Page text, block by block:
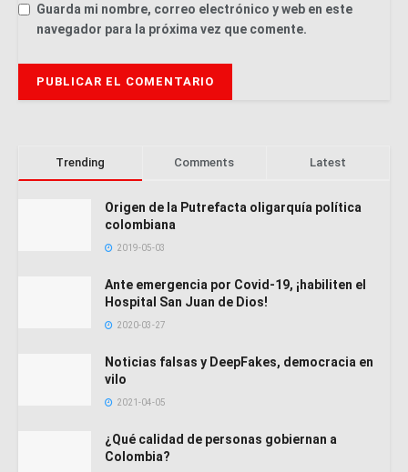
Guarda mi nombre, correo electrónico y web en este
navegador para la próxima vez que comente.
Trending Comments Latest
Origen de la Putrefacta oligarquía política
colombiana
2019-05-03
Ante emergencia por Covid-19, ¡habiliten el
Hospital San Juan de Dios!
2020-03-27
Noticias falsas y DeepFakes, democracia en
vilo
2021-04-05
¿Qué calidad de personas gobiernan a
Colombia?